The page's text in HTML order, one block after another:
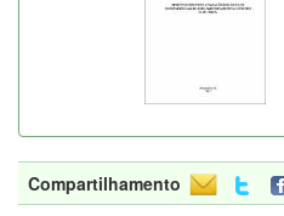
Compartilhamento